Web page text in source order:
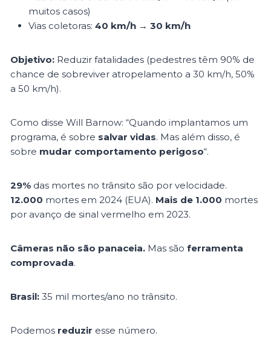
muitos casos)
Vias coletoras:40 km/h →30 km/h
Objetivo: Reduzir fatalidades (pedestres têm 90% de
chance de sobreviver atropelamento a 30 km/h, 50%
a 50 km/h).
Como disse Will Barnow: “Quando implantamos um
programa, é sobre salvar vidas. Mas além disso, é
sobre mudar comportamento perigoso“.
29% das mortes no trânsito são por velocidade.
12.000 mortes em 2024 (EUA). Mais de 1.000 mortes
por avanço de sinal vermelho em 2023.
Câmeras não são panaceia. Mas sãoferramenta
comprovada.
Brasil: 35 mil mortes/ano no trânsito.
Podemos reduzir esse número.